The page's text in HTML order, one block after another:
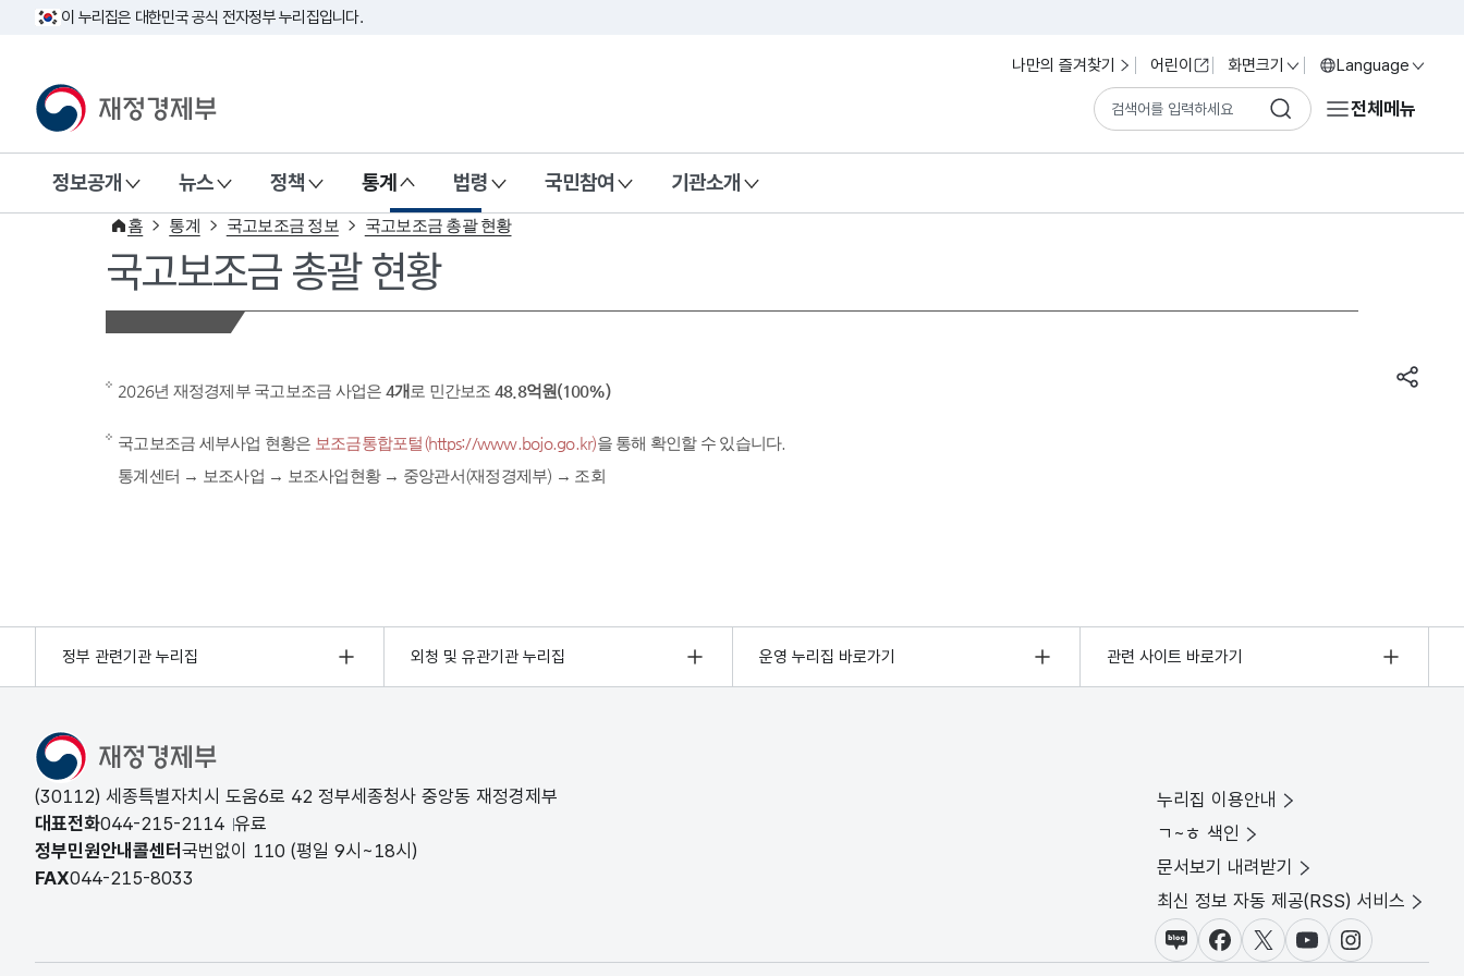
이 누리집은 대한민국 공식 전자정부 누리집입니다.
나만의 즐겨찾기 어린이 화면크기 Language
재정경제부(www.mofe.go.kr) 전체메뉴
정보공개 뉴스 정책 통계 법령 국민참여 기관소개
홈 통계 국고보조금 정보 국고보조금 총괄 현황
국고보조금 총괄 현황
2026년 재정경제부 국고보조금 사업은 4개로 민간보조 48.8억원(100%)
국고보조금 세부사업 현황은 보조금통합포털(https://www.bojo.go.kr)을 통해 확인할 수 있습니다.
통계센터 → 보조사업 → 보조사업현황 → 중앙관서(재정경제부) → 조회
정부 관련기관 누리집 외청 및 유관기관 누리집 운영 누리집 바로가기 관련 사이트 바로가기
(30112) 세종특별자치시 도움6로 42 정부세종청사 중앙동 재정경제부
대표전화044-215-2114 유료
정부민원안내콜센터 국번없이 110 (평일 9시~18시)
FAX044-215-8033
누리집 이용안내
ㄱ~ㅎ 색인
문서보기 내려받기
최신 정보 자동 제공(RSS) 서비스
블로그페이스북X(트위터)
유튜브인스타그램